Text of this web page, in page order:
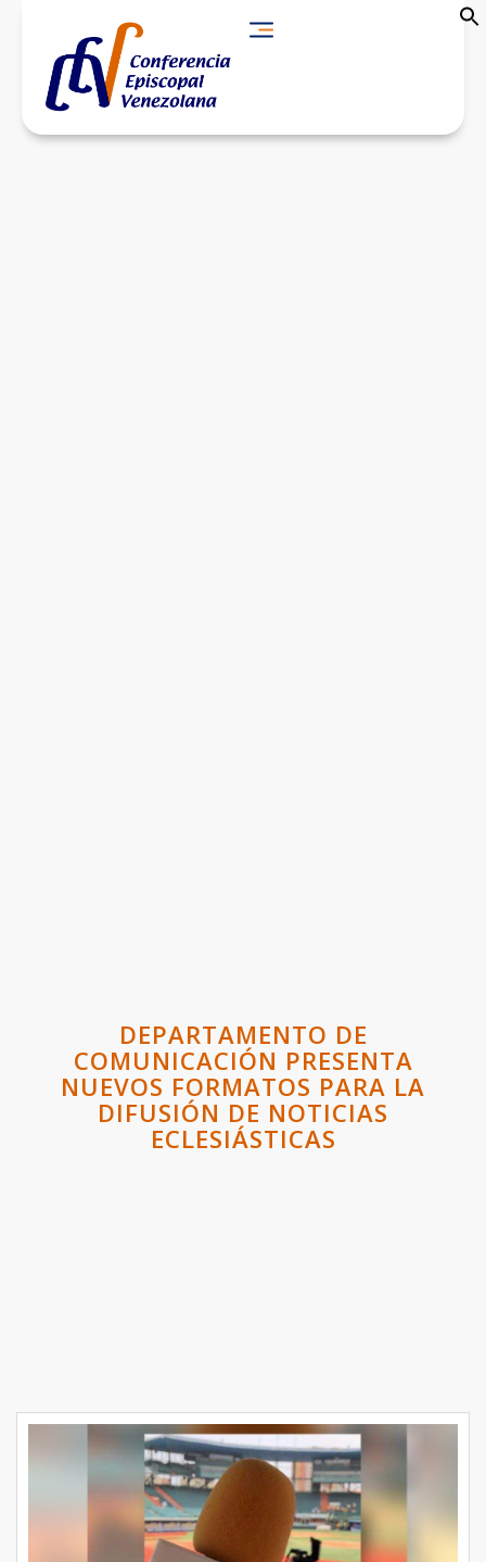
DEPARTAMENTO DE
COMUNICACIÓN PRESENTA
NUEVOS FORMATOS PARA LA
DIFUSIÓN DE NOTICIAS
ECLESIÁSTICAS